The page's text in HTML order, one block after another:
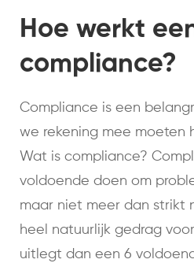
Hoe werkt
compliance?
Compliance is een
we rekening mee moeten
Wat is compliance?
voldoende doen om
maar niet meer dan strikt
heel natuurlijk gedrag
uitlegt dan een 6